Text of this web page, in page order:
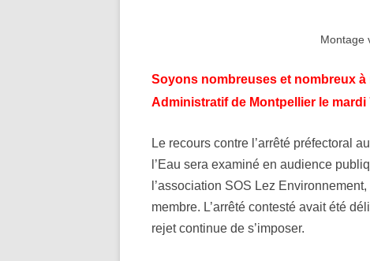
Montage
Soyons nombreuses et nombreux
Administratif de Montpellier le mardi
Le recours contre l’arrêté préfectoral
l’Eau sera examiné en audience
l’association SOS Lez
membre. L’arrêté contesté avait été
rejet continue de s’imposer.